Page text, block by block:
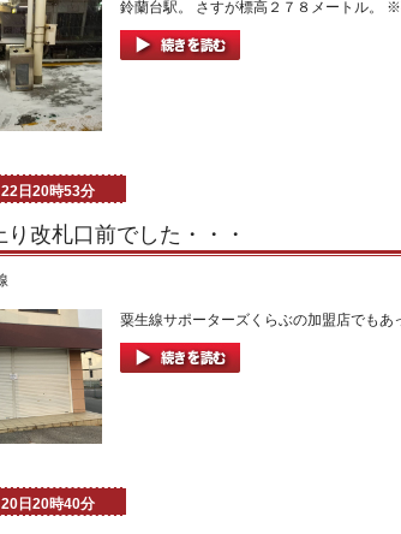
鈴蘭台駅。 さすが標高２７８メートル。
日20時53分
り改札口前でした・・・
粟生線サポーターズくらぶの加盟店でも
日20時40分